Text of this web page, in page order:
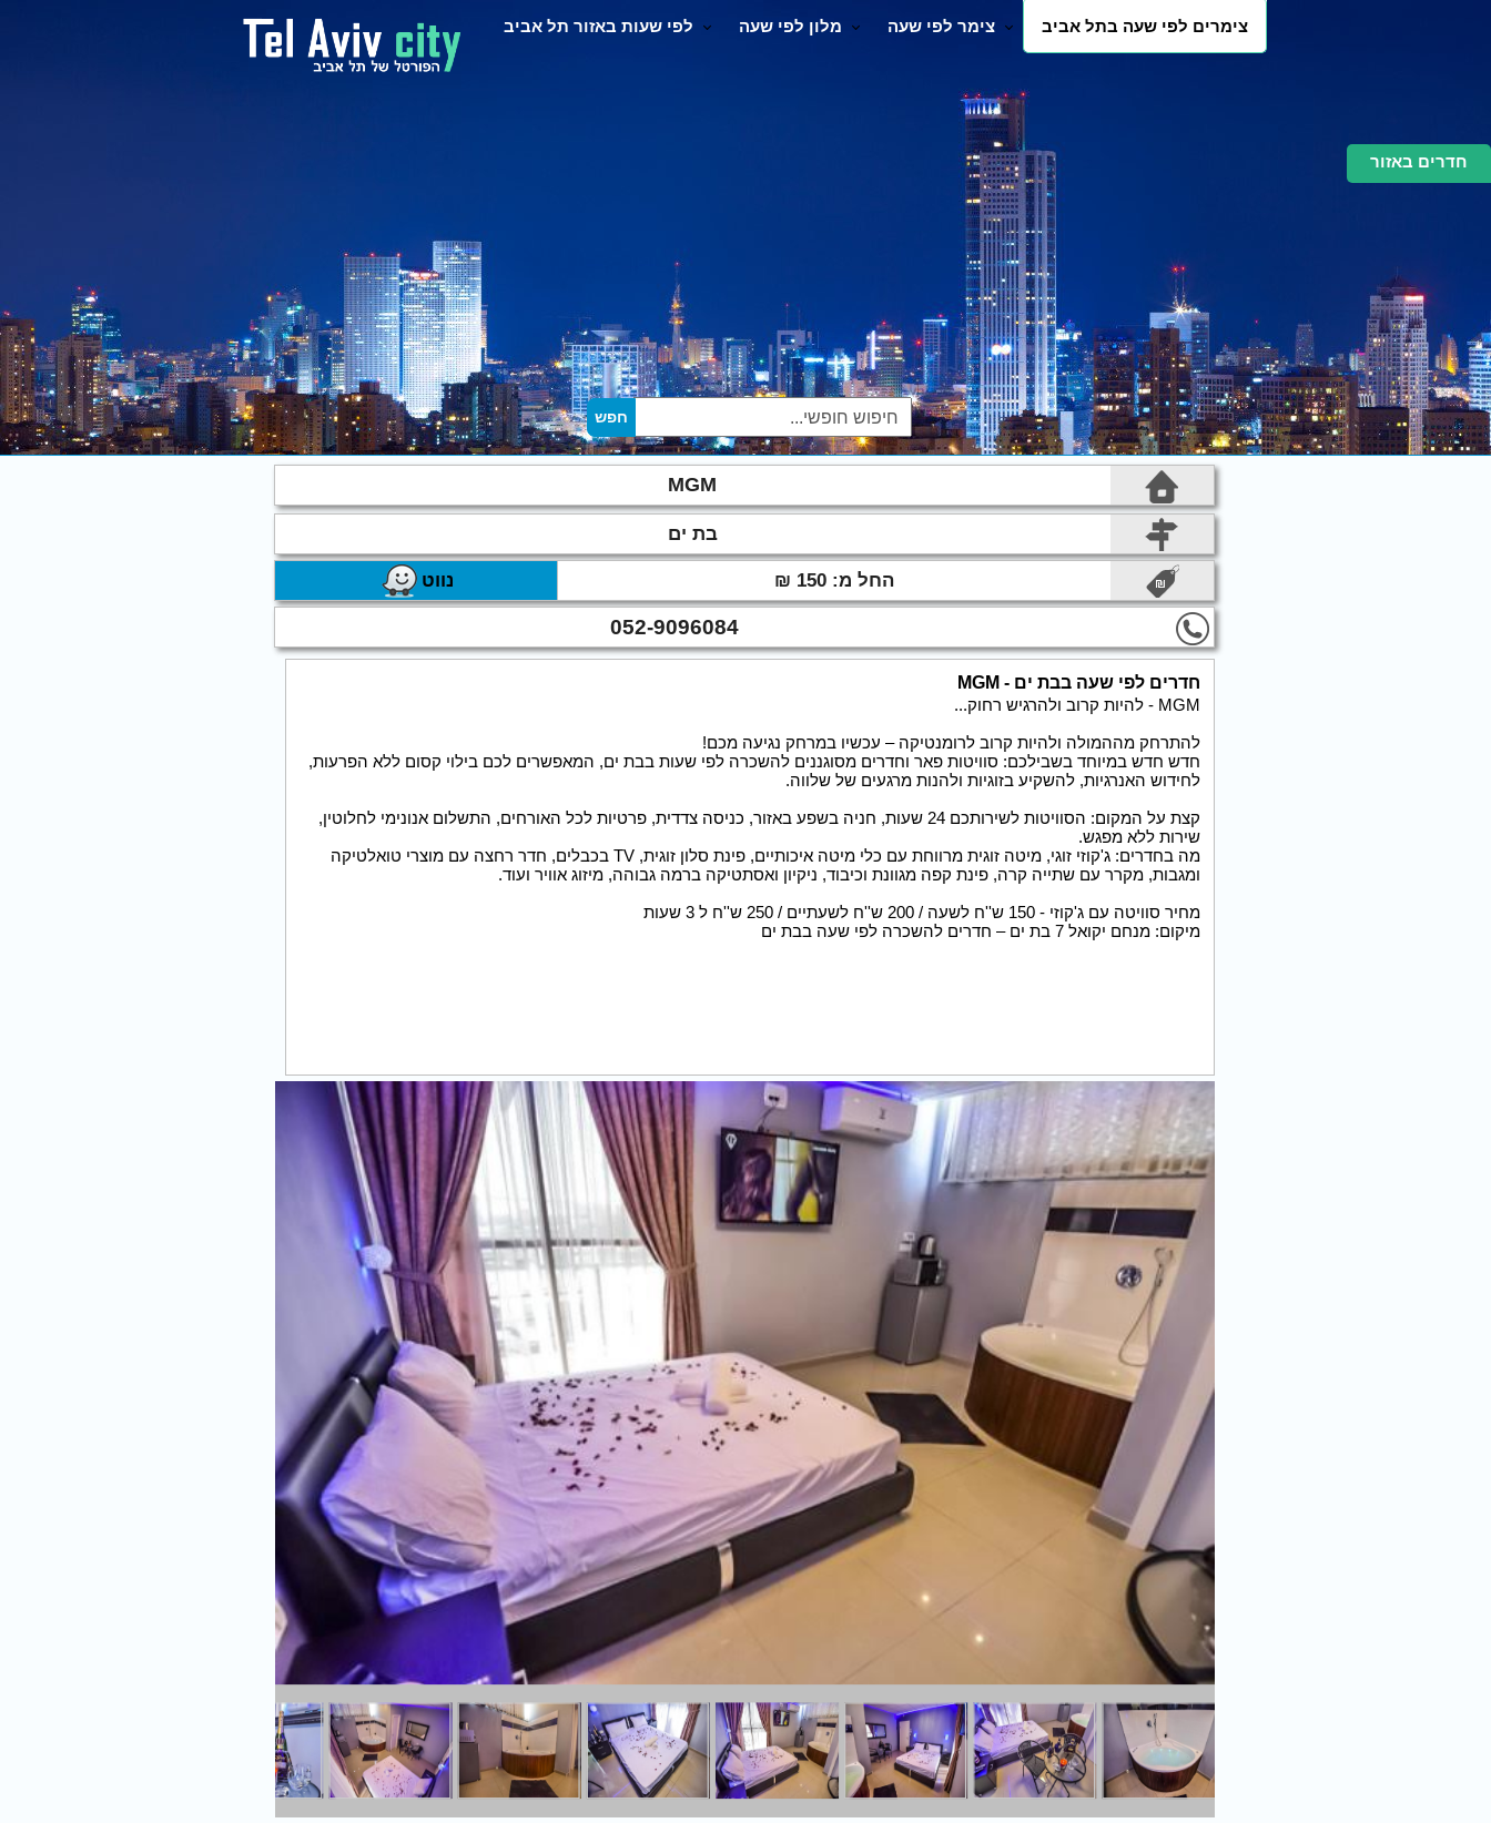
חדרים באזור
צימרים לפי שעה בתל אביב צימר לפי שעה מלון לפי שעה לפי שעות באזור תל אביב
MGM
בת ים
החל מ: 150 ₪ נווט
052-9096084
חדרים לפי שעה בבת ים - MGM
MGM - להיות קרוב ולהרגיש רחוק...
להתרחק מההמולה ולהיות קרוב לרומנטיקה – עכשיו במרחק נגיעה מכם!
חדש חדש במיוחד בשבילכם: סוויטות פאר וחדרים מסוגננים להשכרה לפי שעות בבת ים, המאפשרים לכם בילוי קסום ללא הפרעות,
לחידוש האנרגיות, להשקיע בזוגיות ולהנות מרגעים של שלווה.
קצת על המקום: הסוויטות לשירותכם 24 שעות, חניה בשפע באזור, כניסה צדדית, פרטיות לכל האורחים, התשלום אנונימי לחלוטין,
שירות ללא מפגש.
מה בחדרים: ג'קוזי זוגי, מיטה זוגית מרווחת עם כלי מיטה איכותיים, פינת סלון זוגית, TV בכבלים, חדר רחצה עם מוצרי טואלטיקה
ומגבות, מקרר עם שתייה קרה, פינת קפה מגוונת וכיבוד, ניקיון ואסתטיקה ברמה גבוהה, מיזוג אוויר ועוד.
מחיר סוויטה עם ג'קוזי - 150 ש''ח לשעה / 200 ש''ח לשעתיים / 250 ש''ח ל 3 שעות
מיקום: מנחם יקואל 7 בת ים – חדרים להשכרה לפי שעה בבת ים